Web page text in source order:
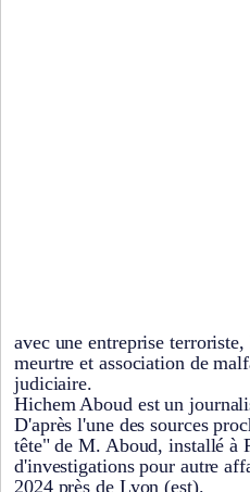
avec une entreprise
meurtre et association de
judiciaire.
Hichem Aboud est un
D'après l'une des sources
tête" de M. Aboud, installé à
d'investigations pour autre
2024 près de Lyon (est).